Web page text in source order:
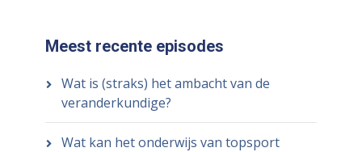
Meest recente episodes
Wat is (straks) het ambacht van de
veranderkundige?
Wat kan het onderwijs van topsport